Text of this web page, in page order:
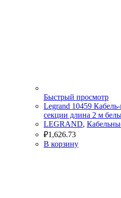
Быстрый просмотр
Legrand 10459
секции длина 2 м
LEGRAND,
₽1,626.73
В корзину